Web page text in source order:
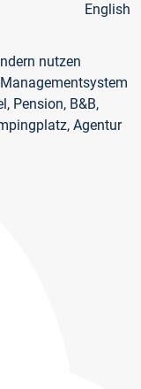
English
nutzen
Pension, B&B,
Agentur